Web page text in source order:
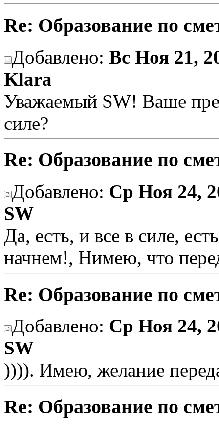
Re: Образование по
Добавлено: Вс Ноя 21,
Klara
Уважаемый SW! Ваше
силе?
Re: Образование по
Добавлено: Ср Ноя 24,
SW
Да, есть, и все в силе,
начнем!, Нимею, что
Re: Образование по
Добавлено: Ср Ноя 24,
SW
)))). Имею, желание
Re: Образование по